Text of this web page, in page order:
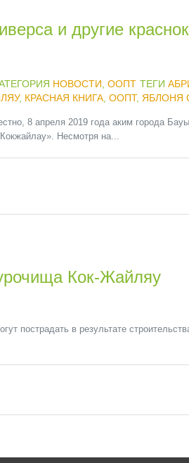
и другие
НОВОСТИ ООПТ ТЕГИ
, КРАСНАЯ КНИГА, ООПТ, ЯБЛОНЯ
8 апреля 2019 года аким города
Несмотря на...
Кок-Жайляу
пострадать в результате